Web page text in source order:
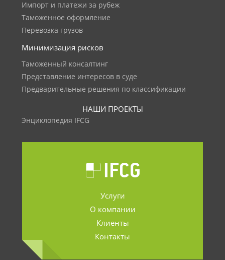
Импорт и платежи за рубеж
Таможенное оформление
Перевозка грузов
Минимизация рисков
Таможенный консалтинг
Представление интересов в суде
Предварительные решения по классификации
НАШИ ПРОЕКТЫ
Энциклопедия IFCG
Услуги
О компании
Клиенты
Контакты